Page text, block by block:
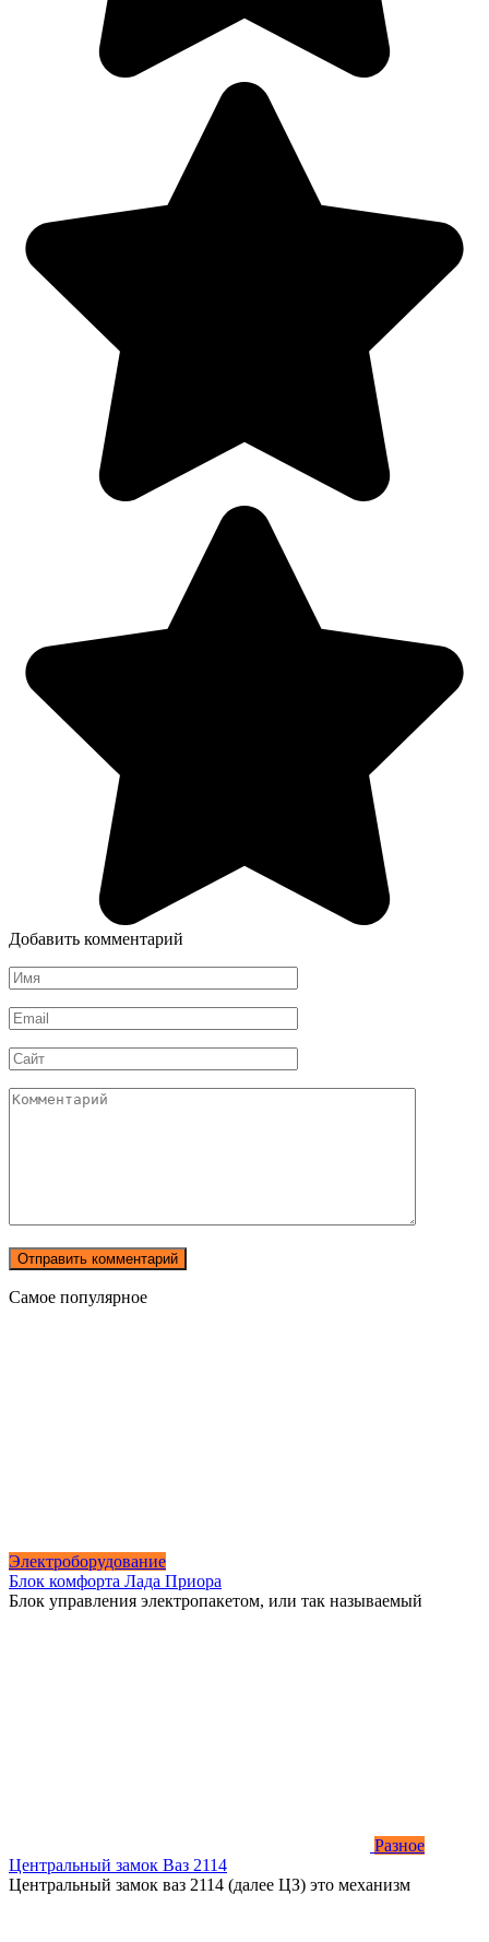
Добавить комментарий
Имя
*
Email
*
Сайт
Комментарий
Самое популярное
Электроборудование
Блок комфорта Лада Приора
Блок управления электропакетом, или так называемый
Разное
Центральный замок Ваз 2114
Центральный замок ваз 2114 (далее ЦЗ) это механизм